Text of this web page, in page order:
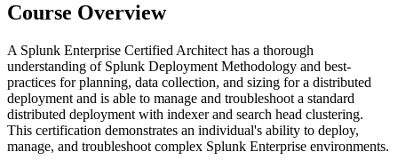
Course Overview
A Splunk Enterprise Certified Architect has a thorough
understanding of Splunk Deployment Methodology and best-
practices for planning, data collection, and sizing for a distributed
deployment and is able to manage and troubleshoot a standard
distributed deployment with indexer and search head clustering.
This certification demonstrates an individual's ability to deploy,
manage, and troubleshoot complex Splunk Enterprise environments.